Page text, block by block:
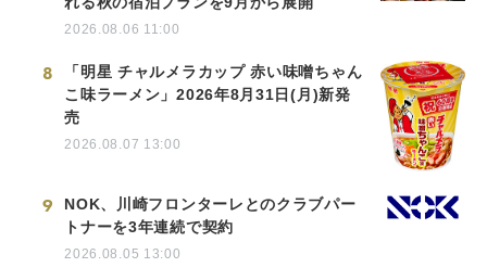
2026.08.06 11:00
8
「明星 チャルメラカップ 赤い味噌ちゃん
こ味ラーメン」2026年8月31日(月)新発
売
2026.08.07 13:00
9
NOK、川崎フロンターレとのクラブパー
トナーを3年連続で契約
2026.08.05 13:00